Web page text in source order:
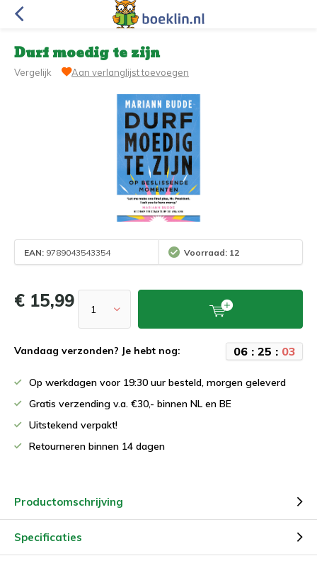
Durf moedig te zijn
Vergelijk Aan verlanglijst toevoegen
EAN: 9789043543354 Voorraad: 12
€ 15,99
Vandaag verzonden? Je hebt nog: 06 : 25 : 03
Op werkdagen voor 19:30 uur besteld, morgen geleverd
Gratis verzending v.a. €30,- binnen NL en BE
Uitstekend verpakt!
Retourneren binnen 14 dagen
Productomschrijving
Specificaties